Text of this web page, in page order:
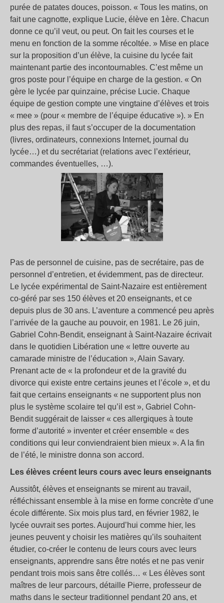
purée de patates douces, poisson. « Tous les matins, on
fait une cagnotte, explique Lucie, élève en 1ère. Chacun
donne ce qu’il veut, ou peut. On fait les courses et le
menu en fonction de la somme récoltée. » Mise en place
sur la proposition d’un élève, la cuisine du lycée fait
maintenant partie des incontournables. C’est même un
gros poste pour l’équipe en charge de la gestion. « On
gère le lycée par quinzaine, précise Lucie. Chaque
équipe de gestion compte une vingtaine d’élèves et trois
« mee » (pour « membre de l’équipe éducative »). » En
plus des repas, il faut s’occuper de la documentation
(livres, ordinateurs, connexions Internet, journal du
lycée…) et du secrétariat (relations avec l’extérieur,
commandes éventuelles, …).
Pas de personnel de cuisine, pas de secrétaire, pas de
personnel d’entretien, et évidemment, pas de directeur.
Le lycée expérimental de Saint-Nazaire est entièrement
co-géré par ses 150 élèves et 20 enseignants, et ce
depuis plus de 30 ans. L’aventure a commencé peu après
l’arrivée de la gauche au pouvoir, en 1981. Le 26 juin,
Gabriel Cohn-Bendit, enseignant à Saint-Nazaire écrivait
dans le quotidien Libération une « lettre ouverte au
camarade ministre de l’éducation », Alain Savary.
Prenant acte de « la profondeur et de la gravité du
divorce qui existe entre certains jeunes et l’école », et du
fait que certains enseignants « ne supportent plus non
plus le système scolaire tel qu’il est », Gabriel Cohn-
Bendit suggérait de laisser « ces allergiques à toute
forme d’autorité » inventer et créer ensemble « des
conditions qui leur conviendraient bien mieux ». A la fin
de l’été, le ministre donna son accord.
Les élèves créent leurs cours avec leurs enseignants
Aussitôt, élèves et enseignants se mirent au travail,
réfléchissant ensemble à la mise en forme concrète d’une
école différente. Six mois plus tard, en février 1982, le
lycée ouvrait ses portes. Aujourd’hui comme hier, les
jeunes peuvent y choisir les matières qu’ils souhaitent
étudier, co-créer le contenu de leurs cours avec leurs
enseignants, apprendre sans être notés et ne pas venir
pendant trois mois sans être collés… « Les élèves sont
maîtres de leur parcours, détaille Pierre, professeur de
maths dans le secteur traditionnel pendant 20 ans, et